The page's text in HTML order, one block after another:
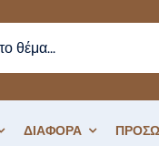
ΔΙΑΦΟΡΑ